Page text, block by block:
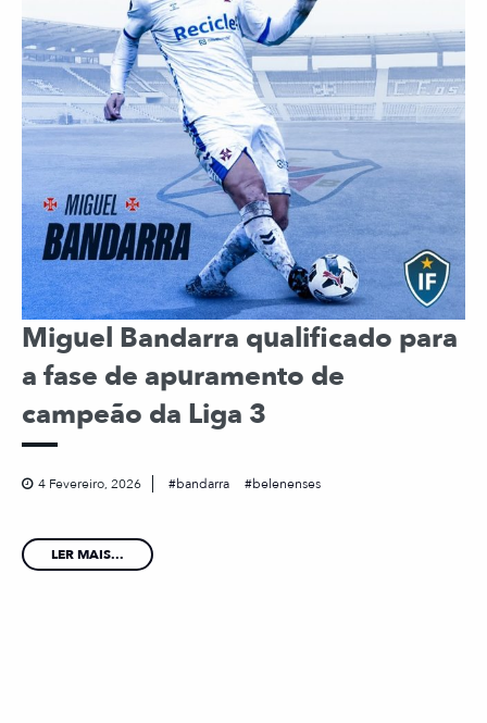
Miguel Bandarra qualificado para
a fase de apuramento de
campeão da Liga 3
4 Fevereiro, 2026 bandarra belenenses
LER MAIS...